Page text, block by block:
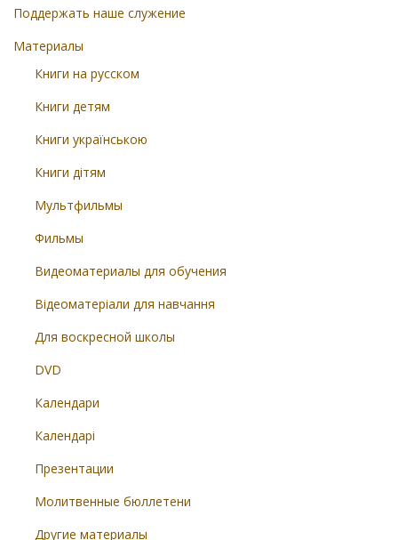
Поддержать наше служение
Материалы
Книги на русском
Книги детям
Книги українською
Книги дітям
Мультфильмы
Фильмы
Видеоматериалы для обучения
Відеоматеріали для навчання
Для воскресной школы
DVD
Календари
Календарі
Презентации
Молитвенные бюллетени
Другие материалы